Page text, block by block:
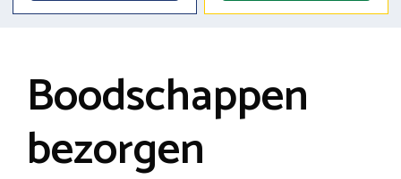
Boodschappen
bezorgen